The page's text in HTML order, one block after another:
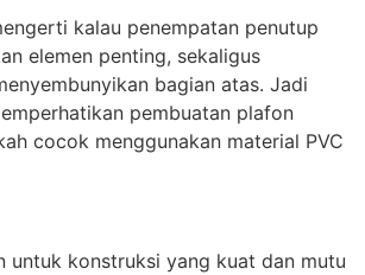
kalau penempatan penutup
elemen penting, sekaligus
bagian atas. Jadi
pembuatan plafon
cocok menggunakan material PVC
untuk konstruksi yang kuat dan mutu